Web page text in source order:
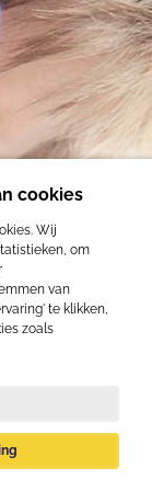
cookies
Wij
om
van
te klikken,
zoals